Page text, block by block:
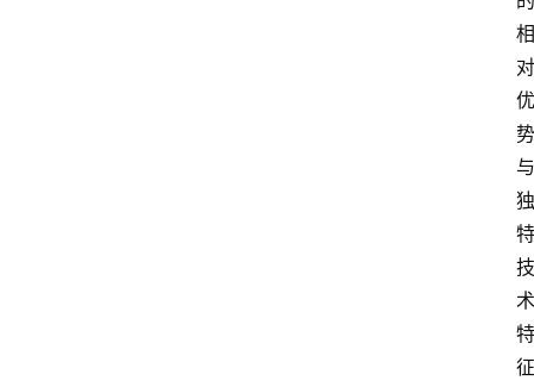
相
对
优
势
与
独
特
技
术
特
征